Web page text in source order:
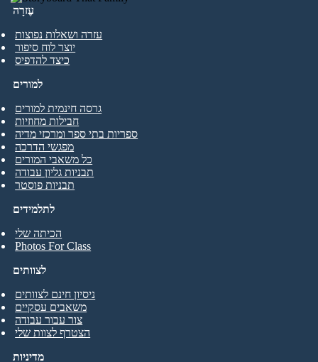
עֶזרָה
עזרה ושאלות נפוצות
יוצר לוח סיפור
כיצד להדפיס
לתלמידים
הכיתה שלי
Photos For Class
למורים
גרסה חינמית למורים
חבילות מחוזיות
ספריות בתי ספר ומרכזי מדיה
מפגשי הדרכה
כל משאבי המורים
תבניות גליון עבודה
תבניות פוסטר
לצוותים
ניסיון חינם לצוותים
משאבים עסקיים
צור עבור עבודה
הצטרף לצוות שלי
מדיניות